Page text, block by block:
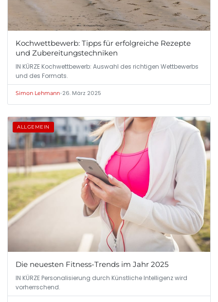
Kochwettbewerb: Tipps für erfolgreiche Rezepte
und Zubereitungstechniken
IN KÜRZE Kochwettbewerb: Auswahl des richtigen Wettbewerbs
und des Formats.
Simon Lehmann•26. März 2025
ALLGEMEIN
Die neuesten Fitness-Trends im Jahr 2025
IN KÜRZE Personalisierung durch Künstliche Intelligenz wird
vorherrschend.